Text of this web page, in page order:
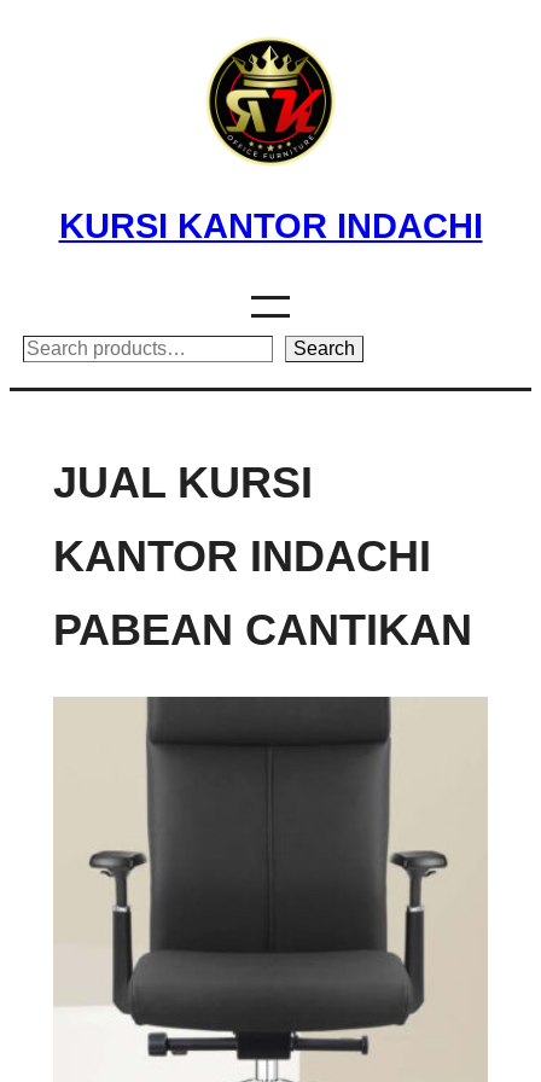
KURSI KANTOR INDACHI
Search Search
JUAL KURSI
KANTOR INDACHI
PABEAN CANTIKAN